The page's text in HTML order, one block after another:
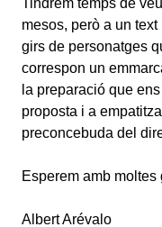
Tindrem temps de
mesos, però a un
girs de personatges
correspon un
la preparació que
proposta i a
preconcebuda del
Esperem amb moltes
Albert Arévalo